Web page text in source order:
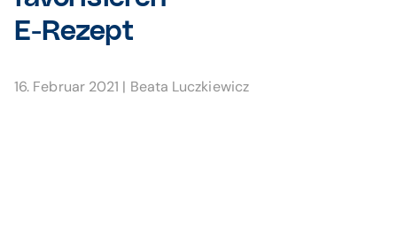
E-Rezept
16. Februar 2021 | Beata Luczkiewicz